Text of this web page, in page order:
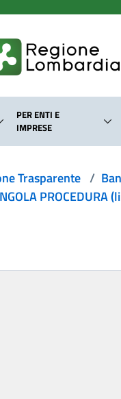
PER ENTI E
IMPRESE
Trasparente /
PROCEDURA